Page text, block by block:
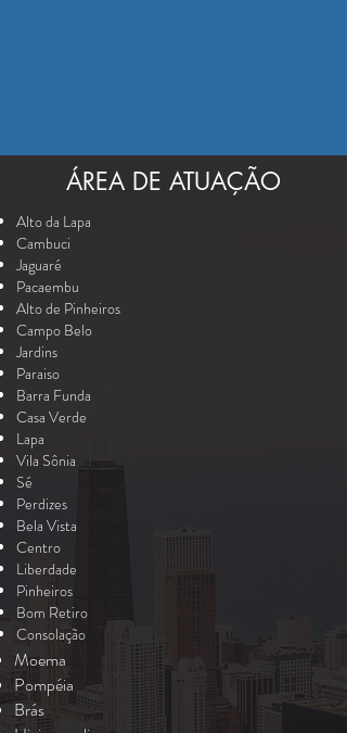
ÁREA DE ATUAÇÃO
Alto da Lapa
Cambuci
Jaguaré
Pacaembu
Alto de Pinheiros
Campo Belo
Jardins
Paraiso
Barra Funda
Casa Verde
Lapa
Vila Sônia
Sé
Perdizes
Bela Vista
Centro
Liberdade
Pinheiros
Bom Retiro
Consolação
Moema
Pompéia
Brás